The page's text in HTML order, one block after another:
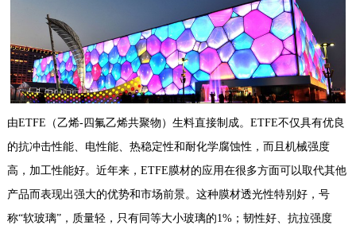
由ETFE（乙烯-四氟乙烯共聚物）生料直接制成。ETFE不仅具有优良
的抗冲击性能、电性能、热稳定性和耐化学腐蚀性，而且机械强度
高，加工性能好。近年来，ETFE膜材的应用在很多方面可以取代其他
产品而表现出强大的优势和市场前景。这种膜材透光性特别好，号
称“软玻璃”，质量轻，只有同等大小玻璃的1%；韧性好、抗拉强度